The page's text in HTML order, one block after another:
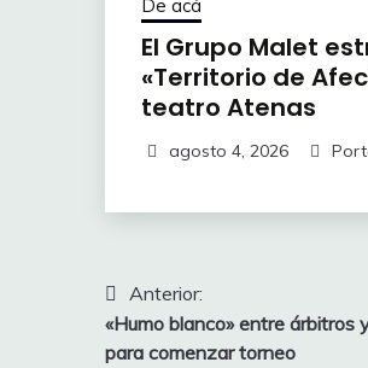
De acá
El Grupo Malet
«Territorio de
teatro Atenas
agosto 4, 2026
Navegación
de
Anterior:
«Humo blanco» entre árbitros
para comenzar torneo